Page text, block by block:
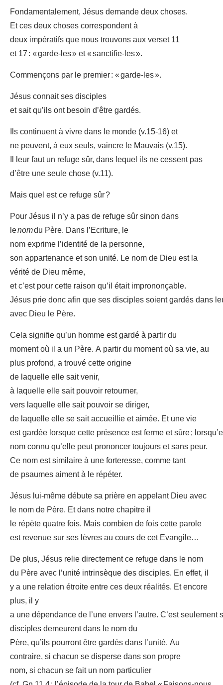
Fondamentalement, Jésus demande deux choses.
Et ces deux choses correspondent à
deux impératifs que nous trouvons aux verset 11
et 17 : « garde-les » et « sanctifie-les ».
Commençons par le premier : « garde-les ».
Jésus connait ses disciples
et sait qu’ils ont besoin d’être gardés.
Ils continuent à vivre dans le monde (v.15-16) et
ne peuvent, à eux seuls, vaincre le Mauvais (v.15).
Il leur faut un refuge sûr, dans lequel ils ne cessent pas
d’être une seule chose (v.11).
Mais quel est ce refuge sûr ?
Pour Jésus il n’y a pas de refuge sûr sinon dans
lenomdu Père. Dans l’Ecriture, le
nom exprime l’identité de la personne,
son appartenance et son unité. Le nom de Dieu est la
vérité de Dieu même,
et c’est pour cette raison qu’il était imprononçable.
Jésus prie donc afin que ses disciples soient gardés dans
avec Dieu le Père.
Cela signifie qu’un homme est gardé à partir du
moment où il a un Père. A partir du moment où sa vie, au
plus profond, a trouvé cette origine
de laquelle elle sait venir,
à laquelle elle sait pouvoir retourner,
vers laquelle elle sait pouvoir se diriger,
de laquelle elle se sait accueillie et aimée. Et une vie
est gardée lorsque cette présence est ferme et sûre ;
nom connu qu’elle peut prononcer toujours et sans peur.
Ce nom est similaire à une forteresse, comme tant
de psaumes aiment à le répéter.
Jésus lui-même débute sa prière en appelant Dieu avec
le nom de Père. Et dans notre chapitre il
le répète quatre fois. Mais combien de fois cette parole
est revenue sur ses lèvres au cours de cet Evangile…
De plus, Jésus relie directement ce refuge dans le nom
du Père avec l’unité intrinsèque des disciples. En effet, il
y a une relation étroite entre ces deux réalités. Et encore
plus, il y
a une dépendance de l’une envers l’autre. C’est seulement
disciples demeurent dans le nom du
Père, qu’ils pourront être gardés dans l’unité. Au
contraire, si chacun se disperse dans son propre
nom, si chacun se fait un nom particulier